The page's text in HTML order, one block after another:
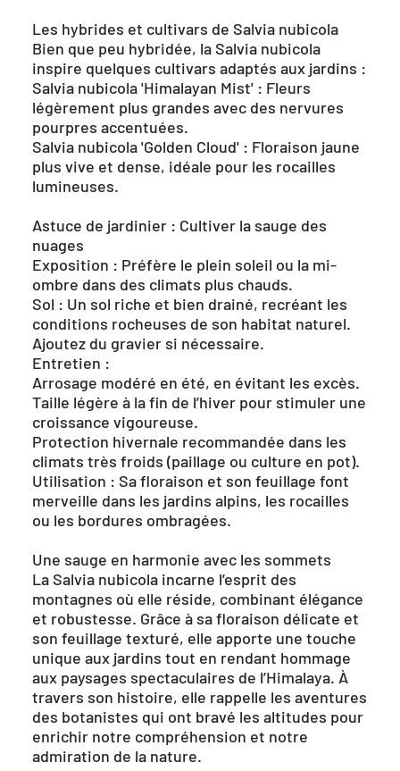
Les hybrides et cultivars de Salvia nubicola
Bien que peu hybridée, la Salvia nubicola
inspire quelques cultivars adaptés aux jardins :
Salvia nubicola 'Himalayan Mist' : Fleurs
légèrement plus grandes avec des nervures
pourpres accentuées.
Salvia nubicola 'Golden Cloud' : Floraison jaune
plus vive et dense, idéale pour les rocailles
lumineuses.
Astuce de jardinier : Cultiver la sauge des
nuages
Exposition : Préfère le plein soleil ou la mi-
ombre dans des climats plus chauds.
Sol : Un sol riche et bien drainé, recréant les
conditions rocheuses de son habitat naturel.
Ajoutez du gravier si nécessaire.
Entretien :
Arrosage modéré en été, en évitant les excès.
Taille légère à la fin de l’hiver pour stimuler une
croissance vigoureuse.
Protection hivernale recommandée dans les
climats très froids (paillage ou culture en pot).
Utilisation : Sa floraison et son feuillage font
merveille dans les jardins alpins, les rocailles
ou les bordures ombragées.
Une sauge en harmonie avec les sommets
La Salvia nubicola incarne l’esprit des
montagnes où elle réside, combinant élégance
et robustesse. Grâce à sa floraison délicate et
son feuillage texturé, elle apporte une touche
unique aux jardins tout en rendant hommage
aux paysages spectaculaires de l’Himalaya. À
travers son histoire, elle rappelle les aventures
des botanistes qui ont bravé les altitudes pour
enrichir notre compréhension et notre
admiration de la nature.